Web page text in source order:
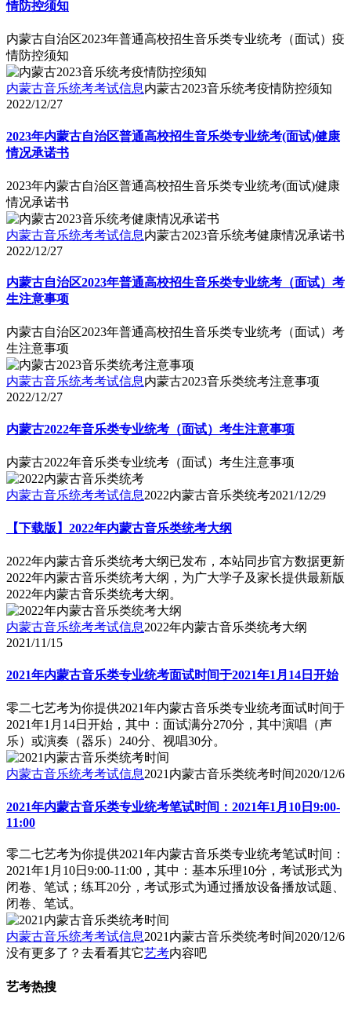
情防控须知
内蒙古自治区2023年普通高校招生音乐类专业统考（面试）疫
情防控须知
内蒙古音乐统考考试信息内蒙古2023音乐统考疫情防控须知
2022/12/27
2023年内蒙古自治区普通高校招生音乐类专业统考(面试)健康
情况承诺书
2023年内蒙古自治区普通高校招生音乐类专业统考(面试)健康
情况承诺书
内蒙古音乐统考考试信息内蒙古2023音乐统考健康情况承诺书
2022/12/27
内蒙古自治区2023年普通高校招生音乐类专业统考（面试）考
生注意事项
内蒙古自治区2023年普通高校招生音乐类专业统考（面试）考
生注意事项
内蒙古音乐统考考试信息内蒙古2023音乐类统考注意事项
2022/12/27
内蒙古2022年音乐类专业统考（面试）考生注意事项
内蒙古2022年音乐类专业统考（面试）考生注意事项
内蒙古音乐统考考试信息2022内蒙古音乐类统考2021/12/29
【下载版】2022年内蒙古音乐类统考大纲
2022年内蒙古音乐类统考大纲已发布，本站同步官方数据更新
2022年内蒙古音乐类统考大纲，为广大学子及家长提供最新版
2022年内蒙古音乐类统考大纲。
内蒙古音乐统考考试信息2022年内蒙古音乐类统考大纲
2021/11/15
2021年内蒙古音乐类专业统考面试时间于2021年1月14日开始
零二七艺考为你提供2021年内蒙古音乐类专业统考面试时间于
2021年1月14日开始，其中：面试满分270分，其中演唱（声
乐）或演奏（器乐）240分、视唱30分。
内蒙古音乐统考考试信息2021内蒙古音乐类统考时间2020/12/6
2021年内蒙古音乐类专业统考笔试时间：2021年1月10日9:00-
11:00
零二七艺考为你提供2021年内蒙古音乐类专业统考笔试时间：
2021年1月10日9:00-11:00，其中：基本乐理10分，考试形式为
闭卷、笔试；练耳20分，考试形式为通过播放设备播放试题、
闭卷、笔试。
内蒙古音乐统考考试信息2021内蒙古音乐类统考时间 2020/12/6
没有更多了？去看看其它艺考内容吧
艺考热搜